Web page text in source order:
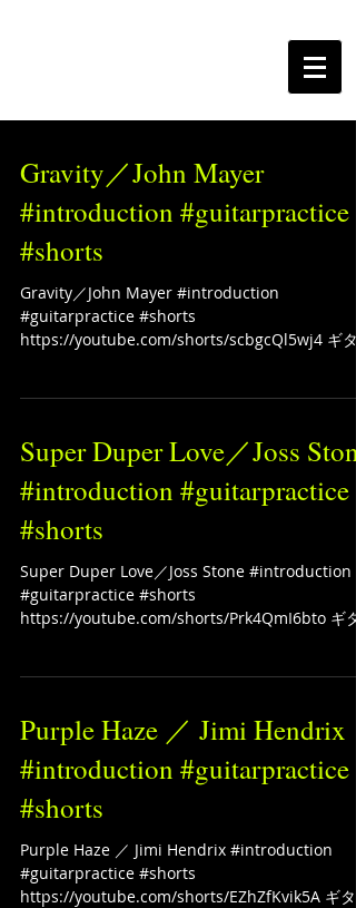
Gravity／John Mayer
#introduction #guitarpractice
#shorts
Gravity／John Mayer #introduction
#guitarpractice #shorts
https://youtube.com/shorts/scbgcQl5wj4 ギタ
Super Duper Love／Joss Stone
#introduction #guitarpractice
#shorts
Super Duper Love／Joss Stone #introduction
#guitarpractice #shorts
https://youtube.com/shorts/Prk4QmI6bto ギタ
Purple Haze ／ Jimi Hendrix
#introduction #guitarpractice
#shorts
Purple Haze ／ Jimi Hendrix #introduction
#guitarpractice #shorts
https://youtube.com/shorts/EZhZfKvik5A ギタ